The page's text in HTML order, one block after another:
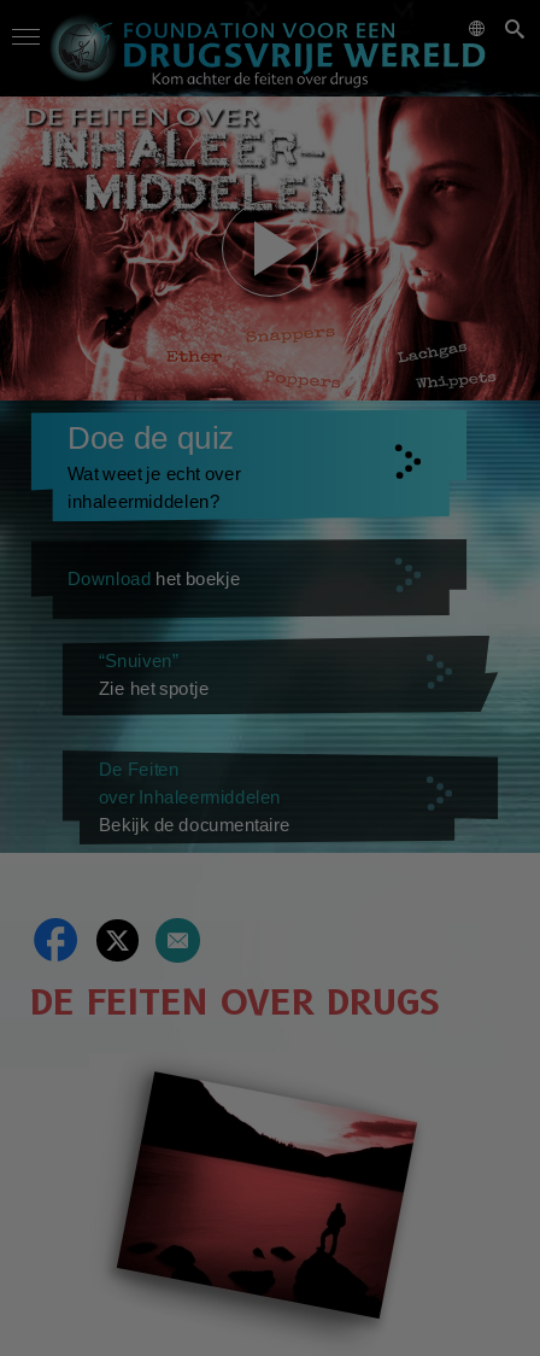
Doe de quiz
Wat weet je echt over
inhaleermiddelen?
Download het boekje
“Snuiven”
Zie het spotje
De Feiten
over Inhaleermiddelen
Bekijk de documentaire
DE FEITEN OVER DRUGS